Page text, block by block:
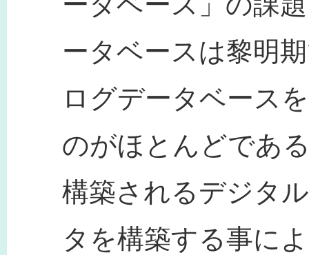
ータベースは黎明
ログデータベース
のがほとんどであ
構築されるデジタ
タを構築する事に